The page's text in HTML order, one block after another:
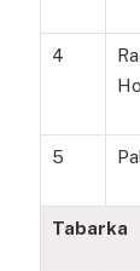
4
5
Tabarka